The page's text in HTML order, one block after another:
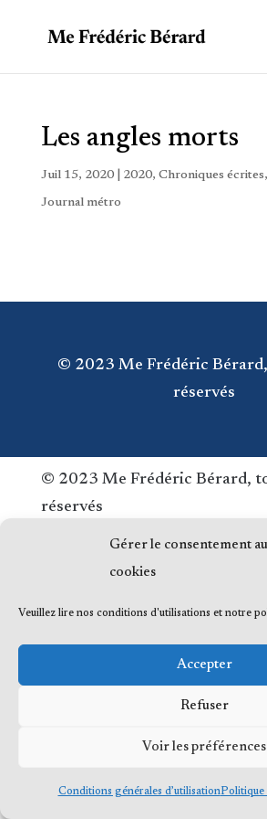
Gérer le consentement
cookies
Veuillez lire nos conditions d'utilisations et notre
Accepter
Refuser
Voir les préférences
Conditions générales d’utilisationPolitique
Les angles morts
Juil 15, 2020| 2020, Chroniques écrites,
Journal métro
© 2023 Me Frédéric
réservés
© 2023 Me Frédéric Bérard,
réservés